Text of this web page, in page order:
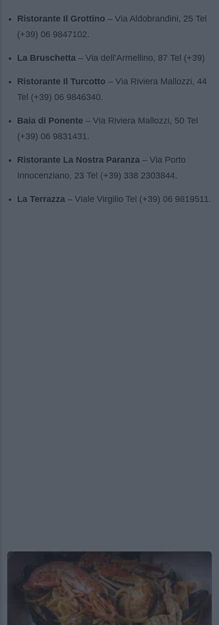
Ristorante Il Grottino – Via Aldobrandini, 25 Tel
(+39) 06 9847102.
La Bruschetta – Via dell’Armellino, 87 Tel (+39)
Ristorante Il Turcotto – Via Riviera Mallozzi, 44
Tel (+39) 06 9846340.
Baia di Ponente – Via Riviera Mallozzi, 50 Tel
(+39) 06 9831431.
Ristorante La Nostra Paranza – Via Porto
Innocenziano, 23 Tel (+39) 338 2303844.
La Terrazza – Viale Virgilio Tel (+39) 06 9819511.